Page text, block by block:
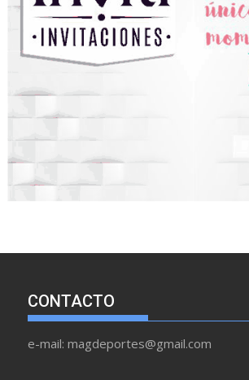
CONTACTO
e-mail: magdeportes@gmail.com